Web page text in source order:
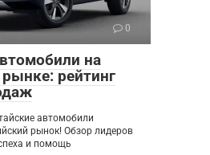
0
на
рейтинг
автомобили
рынок! Обзор лидеров
и помощь